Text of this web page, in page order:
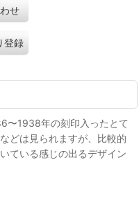
せ
登録
〜1938年の刻印入ったとて
どは見られますが、比較的
ている感じの出るデザイン